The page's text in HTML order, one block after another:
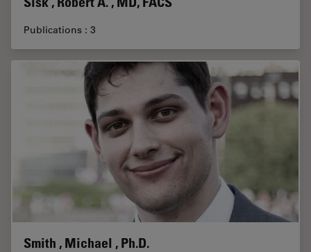
Publications : 3
Smith , Michael , Ph.D.